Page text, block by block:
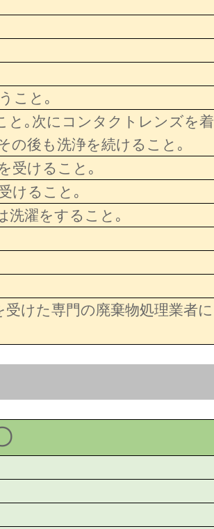
こと｡
と｡次にコンタクトレンズを着
の後も洗浄を続けること｡
受けること｡
けること｡
洗濯をすること｡
けた専門の廃棄物処理業者に